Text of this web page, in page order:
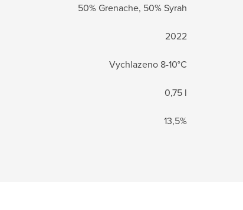
50% Grenache, 50% Syrah
2022
Vychlazeno 8-10°C
0,75 l
13,5%